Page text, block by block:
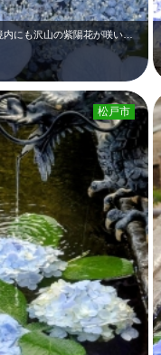
6月中旬の東漸寺です。紫陽花の花手水だけでなく、境内にも沢山の紫陽花が咲いてい…
松戸市